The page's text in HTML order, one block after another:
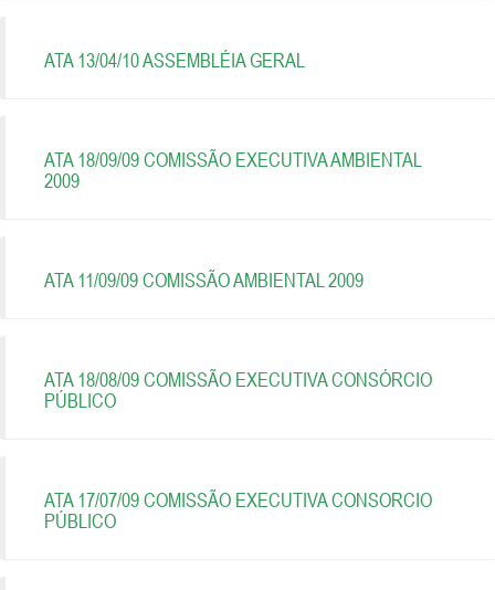
ATA 13/04/10 ASSEMBLÉIA GERAL
ATA 18/09/09 COMISSÃO EXECUTIVA AMBIENTAL
2009
ATA 11/09/09 COMISSÃO AMBIENTAL 2009
ATA 18/08/09 COMISSÃO EXECUTIVA CONSÓRCIO
PÚBLICO
ATA 17/07/09 COMISSÃO EXECUTIVA CONSORCIO
PÚBLICO